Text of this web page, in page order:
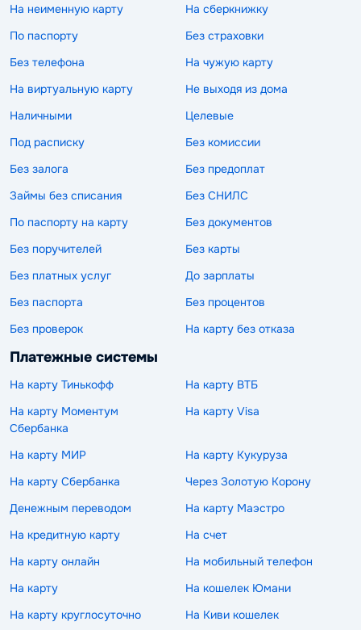
На неименную карту
На сберкнижку
По паспорту
Без страховки
Без телефона
На чужую карту
На виртуальную карту
Не выходя из дома
Наличными
Целевые
Под расписку
Без комиссии
Без залога
Без предоплат
Займы без списания
Без СНИЛС
По паспорту на карту
Без документов
Без поручителей
Без карты
Без платных услуг
До зарплаты
Без паспорта
Без процентов
Без проверок
На карту без отказа
Платежные системы
На карту Тинькофф
На карту ВТБ
На карту Моментум
Сбербанка
На карту Visa
На карту МИР
На карту Кукуруза
На карту Сбербанка
Через Золотую Корону
Денежным переводом
На карту Маэстро
На кредитную карту
На счет
На карту онлайн
На мобильный телефон
На карту
На кошелек Юмани
На карту круглосуточно
На Киви кошелек